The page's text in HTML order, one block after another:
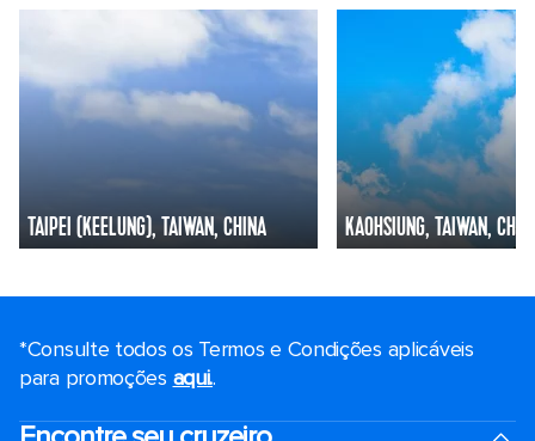
TAIPEI (KEELUNG), TAIWAN, CHINA KAOHSIUNG, TAIWAN,
*Consulte todos os Termos e Condições aplicáveis ​​
para promoções aqui..